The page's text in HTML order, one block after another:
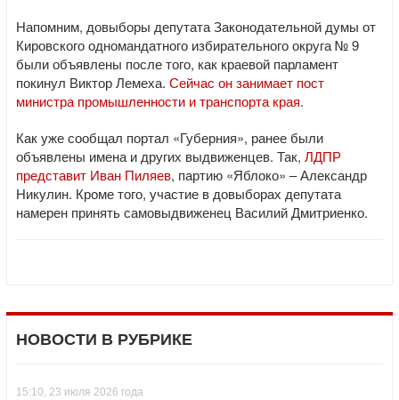
Напомним, довыборы депутата Законодательной думы от
Кировского одномандатного избирательного округа № 9
были объявлены после того, как краевой парламент
покинул Виктор Лемеха. Сейчас он занимает пост
министра промышленности и транспорта края.
Как уже сообщал портал «Губерния», ранее были
объявлены имена и других выдвиженцев. Так, ЛДПР
представит Иван Пиляев, партию «Яблоко» – Александр
Никулин. Кроме того, участие в довыборах депутата
намерен принять самовыдвиженец Василий Дмитриенко.
НОВОСТИ В РУБРИКЕ
15:10, 23 июля 2026 года